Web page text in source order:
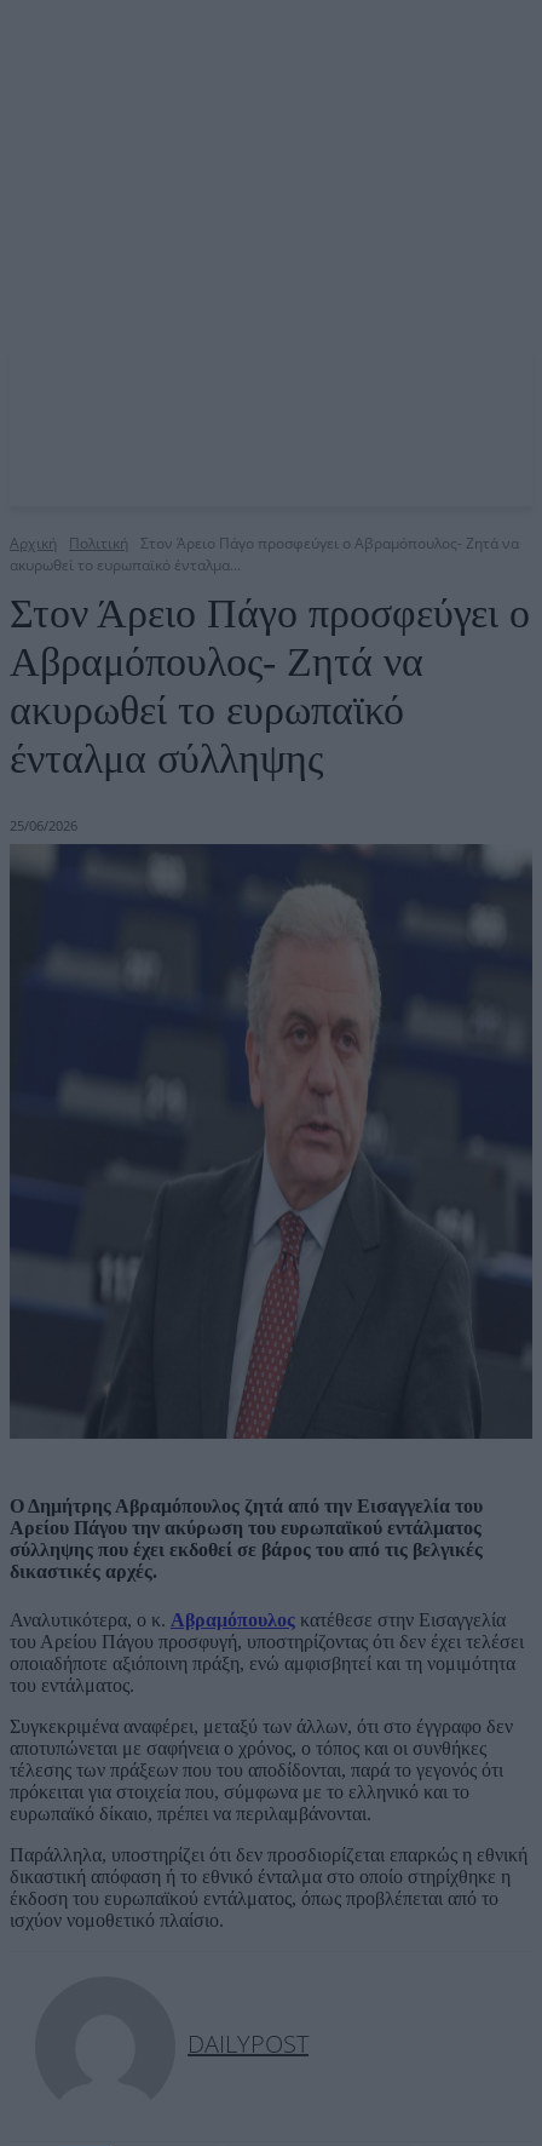
Αρχική Πολιτική
Στον Άρειο Πάγο προσφεύγει ο Αβραμόπουλος- Ζητά να
ακυρωθεί το ευρωπαϊκό ένταλμα...
Στον Άρειο Πάγο προσφεύγει ο
Αβραμόπουλος- Ζητά να
ακυρωθεί το ευρωπαϊκό
ένταλμα σύλληψης
25/06/2026
Ο Δημήτρης Αβραμόπουλος ζητά από την Εισαγγελία του
Αρείου Πάγου την ακύρωση του ευρωπαϊκού εντάλματος
σύλληψης που έχει εκδοθεί σε βάρος του από τις βελγικές
δικαστικές αρχές.
Αναλυτικότερα, ο κ. Αβραμόπουλος κατέθεσε στην Εισαγγελία
του Αρείου Πάγου προσφυγή, υποστηρίζοντας ότι δεν έχει τελέσει
οποιαδήποτε αξιόποινη πράξη, ενώ αμφισβητεί και τη νομιμότητα
του εντάλματος.
Συγκεκριμένα αναφέρει, μεταξύ των άλλων, ότι στο έγγραφο δεν
αποτυπώνεται με σαφήνεια ο χρόνος, ο τόπος και οι συνθήκες
τέλεσης των πράξεων που του αποδίδονται, παρά το γεγονός ότι
πρόκειται για στοιχεία που, σύμφωνα με το ελληνικό και το
ευρωπαϊκό δίκαιο, πρέπει να περιλαμβάνονται.
Παράλληλα, υποστηρίζει ότι δεν προσδιορίζεται επαρκώς η εθνική
δικαστική απόφαση ή το εθνικό ένταλμα στο οποίο στηρίχθηκε η
έκδοση του ευρωπαϊκού εντάλματος, όπως προβλέπεται από το
ισχύον νομοθετικό πλαίσιο.
DAILYPOST